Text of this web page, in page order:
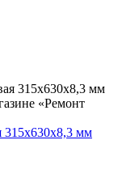
315x630x8,3 мм